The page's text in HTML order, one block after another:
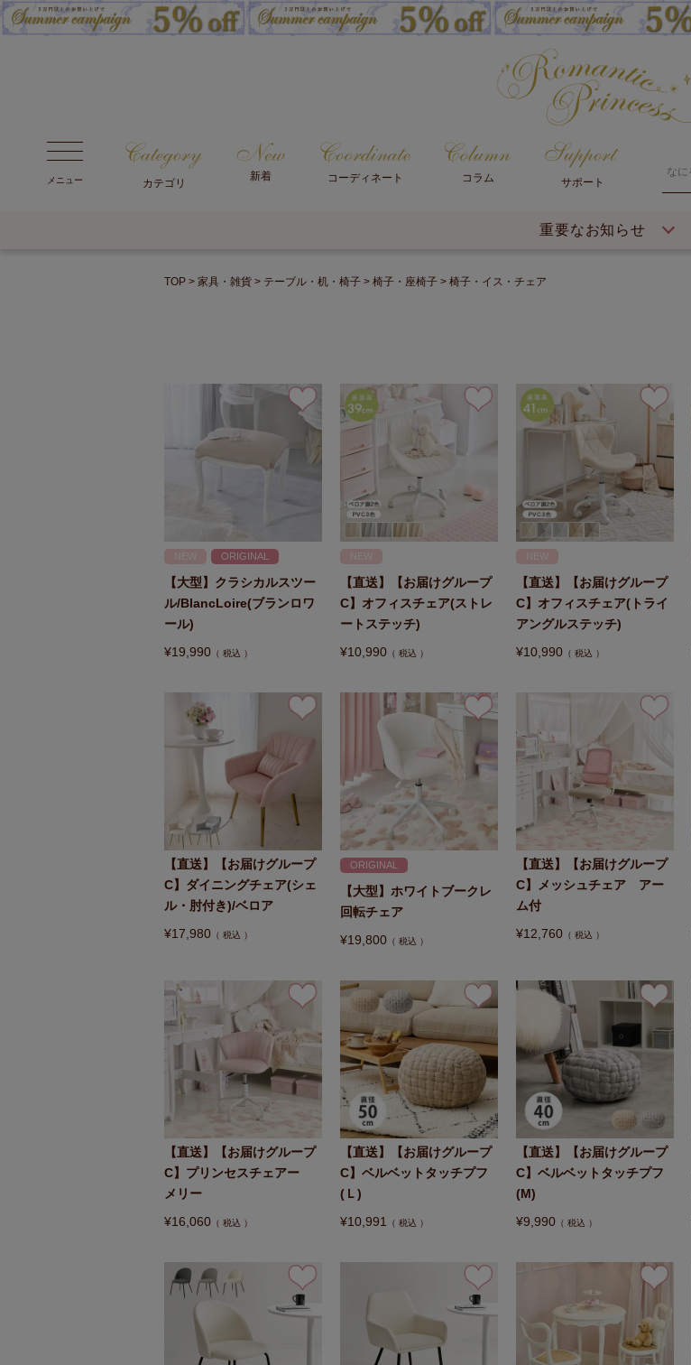
メニュー カテゴリ
新着 コーディネート コラム サポート
重要なお知らせ
TOP 家具・雑貨 テーブル・机・椅子 椅子・座椅子 椅子・イス・チェア
NEW ORIGINAL
【大型】クラシカルスツー
ル/BlancLoire(ブランロワ
ール)
¥19,990 税込
NEW
【直送】【お届けグループ
C】オフィスチェア(ストレ
ートステッチ)
¥10,990 税込
NEW
【直送】【お届けグループ
C】オフィスチェア(トライ
アングルステッチ)
¥10,990 税込
【直送】【お届けグループ
C】ダイニングチェア(シェ
ル・肘付き)/ベロア
¥17,980 税込
ORIGINAL
【大型】ホワイトブークレ
回転チェア
¥19,800 税込
【直送】【お届けグループ
C】メッシュチェア アー
ム付
¥12,760 税込
【直送】【お届けグループ
C】プリンセスチェアー
メリー
¥16,060 税込
【直送】【お届けグループ
C】ベルベットタッチプフ
(Ｌ)
¥10,991 税込
【直送】【お届けグループ
C】ベルベットタッチプフ
(M)
¥9,990 税込